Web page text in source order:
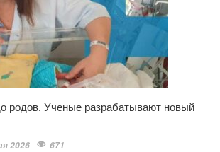
родов. Ученые разрабатывают новый
2026 671